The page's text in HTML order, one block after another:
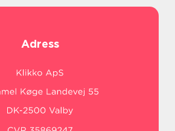
Adress